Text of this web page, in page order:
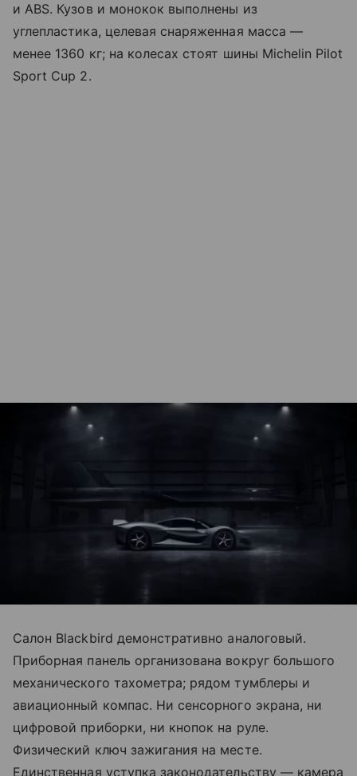
и ABS. Кузов и монокок выполнены из
углепластика, целевая снаряженная масса —
менее 1360 кг; на колесах стоят шины Michelin Pilot
Sport Cup 2.
Салон Blackbird демонстративно аналоговый.
Приборная панель организована вокруг большого
механического тахометра; рядом тумблеры и
авиационный компас. Ни сенсорного экрана, ни
цифровой приборки, ни кнопок на руле.
Физический ключ зажигания на месте.
Единственная уступка законодательству — камера